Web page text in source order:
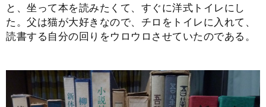
と、坐って本を読みたくて、すぐに洋式トイレにし
た。父は猫が大好きなので、チロをトイレに入れて、
読書する自分の回りをウロウロさせていたのである。